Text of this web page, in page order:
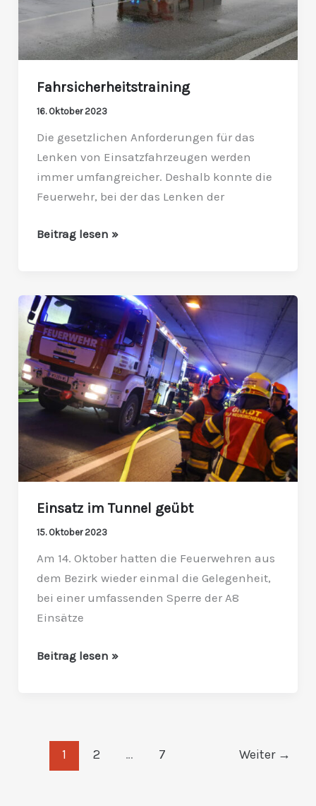
Fahrsicherheitstraining
16. Oktober 2023
Die gesetzlichen Anforderungen für das
Lenken von Einsatzfahrzeugen werden
immer umfangreicher. Deshalb konnte die
Feuerwehr, bei der das Lenken der
Beitrag lesen »
Einsatz im Tunnel geübt
15. Oktober 2023
Am 14. Oktober hatten die Feuerwehren aus
dem Bezirk wieder einmal die Gelegenheit,
bei einer umfassenden Sperre der A8
Einsätze
Einsatz
im
Tunnel
geübt
Beitrag lesen »
1 2 … 7 Weiter →